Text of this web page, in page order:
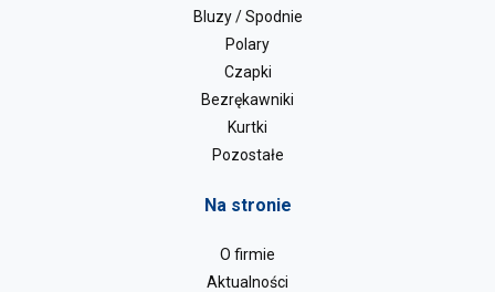
Bluzy / Spodnie
Polary
Czapki
Bezrękawniki
Kurtki
Pozostałe
Na stronie
O firmie
Aktualności